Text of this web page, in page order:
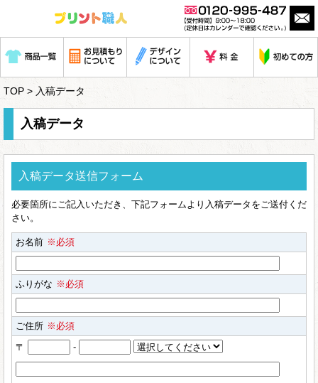
TOP > 入稿データ
入稿データ
入稿データ送信フォーム
必要箇所にご記入いただき、下記フォームより入稿データをご送付くだ
さい。
お名前 ※必須
ふりがな ※必須
ご住所 ※必須
〒
-